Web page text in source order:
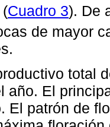
Cuadro 3). De
de mayor
total
año. El
El patrón de